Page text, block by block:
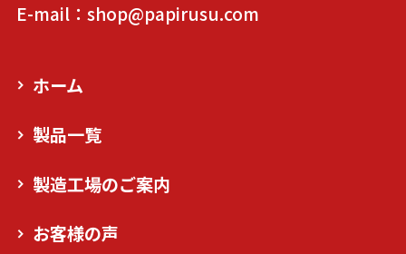
E-mail：shop@papirusu.com
ホーム
製品一覧
製造工場のご案内
お客様の声